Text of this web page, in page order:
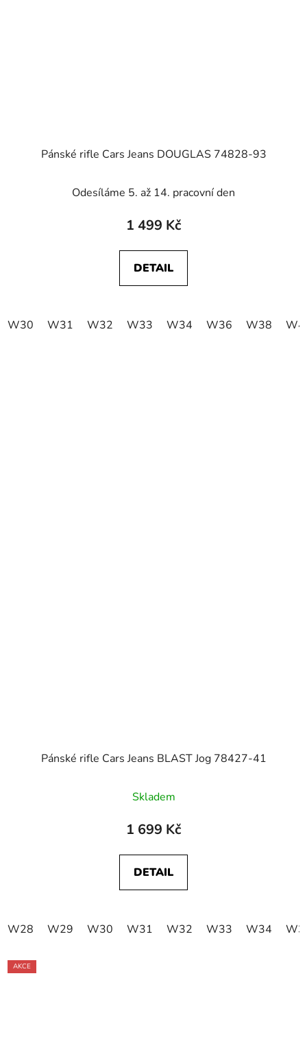
Pánské rifle Cars Jeans DOUGLAS 74828-93
Odesíláme 5. až 14. pracovní den
1 499 Kč
DETAIL
W30 W31 W32 W33 W34 W36 W38
Pánské rifle Cars Jeans BLAST Jog 78427-41
Skladem
1 699 Kč
DETAIL
W28 W29 W30 W31 W32 W33 W34
AKCE